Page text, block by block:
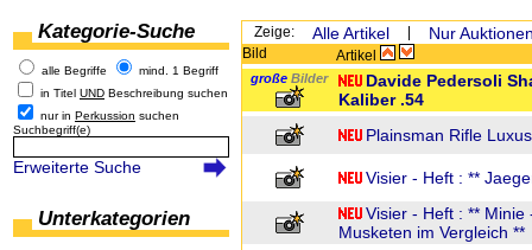
Kategorie-Suche
alle Begriffe
mind. 1 Begriff
in Titel UND Beschreibung suchen
nur in Perkussion suchen
Suchbegriff(e)
Erweiterte Suche
Unterkategorien
Zeige: Alle Artikel Nur
Bild Artikel
große Bilder
Davide Pedersoli
Kaliber .54
Plainsman Rifle
Visier - Heft : **
Visier - Heft : **
Musketen im Vergleich **